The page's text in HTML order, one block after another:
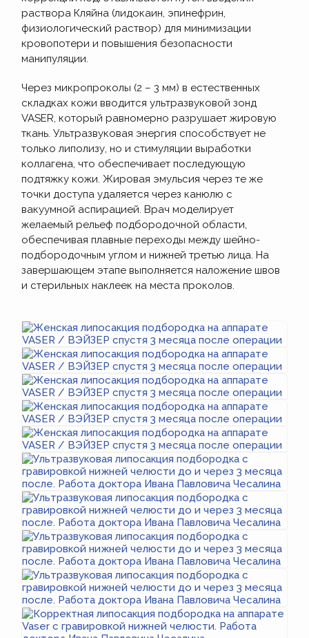
раствора Кляйна (лидокаин, эпинефрин,
физиологический раствор) для минимизации
кровопотери и повышения безопасности
манипуляции.
Через микропроколы (2 – 3 мм) в естественных
складках кожи вводится ультразвуковой зонд
VASER, который равномерно разрушает жировую
ткань. Ультразвуковая энергия способствует не
только липолизу, но и стимуляции выработки
коллагена, что обеспечивает последующую
подтяжку кожи. Жировая эмульсия через те же
точки доступа удаляется через канюлю с
вакуумной аспирацией. Врач моделирует
желаемый рельеф подбородочной области,
обеспечивая плавные переходы между шейно-
подбородочным углом и нижней третью лица. На
завершающем этапе выполняется наложение швов
и стерильных наклеек на места проколов.